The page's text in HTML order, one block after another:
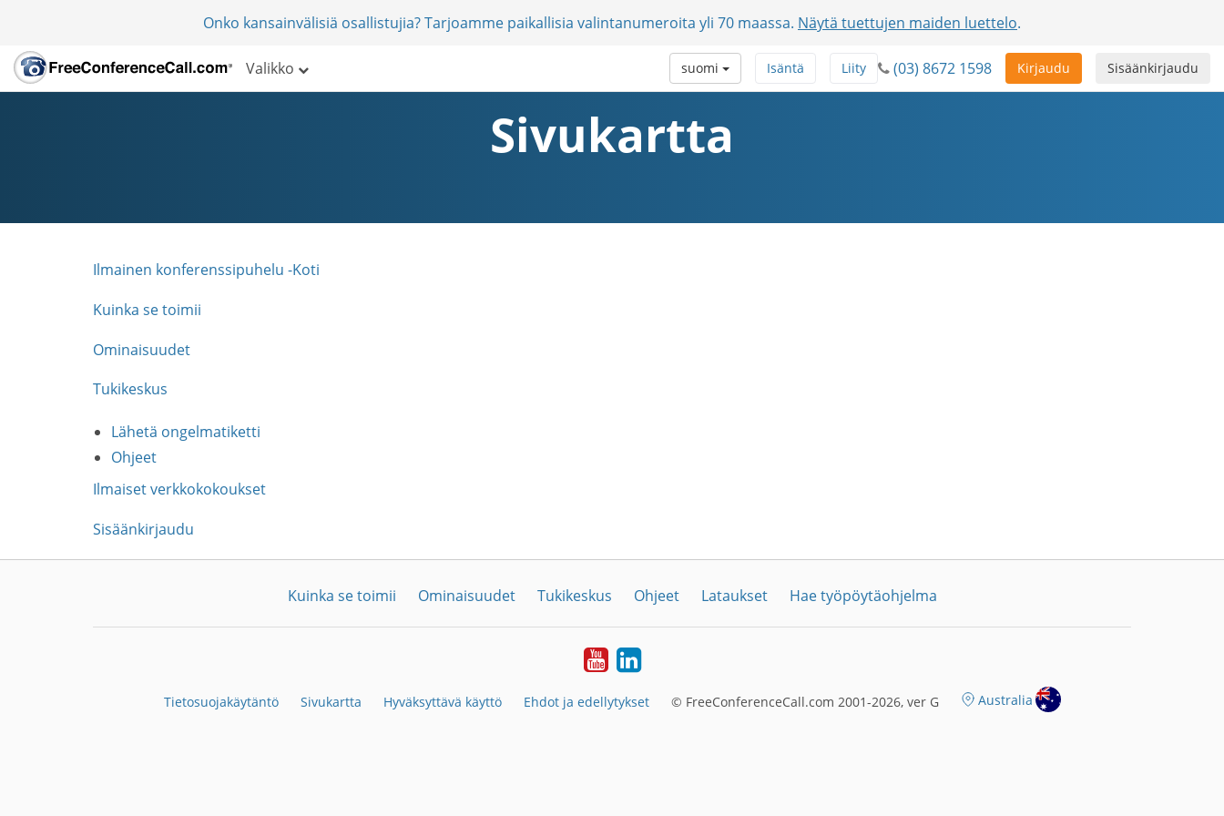
Onko kansainvälisiä osallistujia? Tarjoamme paikallisia valintanumeroita yli 70 maassa. Näytä tuettujen maiden luettelo.
Valikko Sisäänkirjaudu
Kirjaudu
(03) 8672 1598
Liity
Isäntä
suomi
Sivukartta
Ilmainen konferenssipuhelu -Koti
Kuinka se toimii
Ominaisuudet
Tukikeskus
Lähetä ongelmatiketti
Ohjeet
Ilmaiset verkkokokoukset
Sisäänkirjaudu
Kuinka se toimii Ominaisuudet Tukikeskus Ohjeet Lataukset Hae työpöytäohjelma
YouTubeLinkedIn
Tietosuojakäytäntö Sivukartta Hyväksyttävä käyttö Ehdot ja edellytykset © FreeConferenceCall.com 2001-2026, ver G Australia